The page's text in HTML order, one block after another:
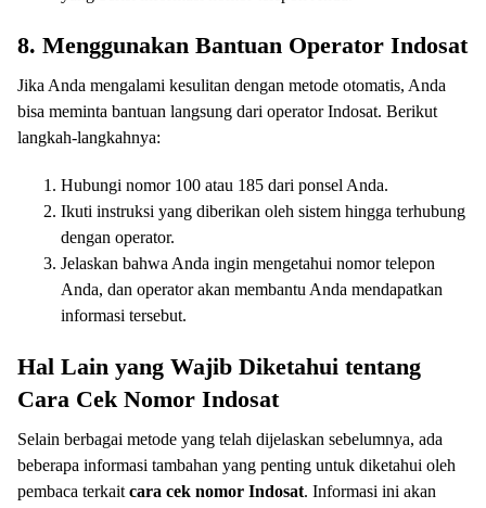
8. Menggunakan Bantuan Operator Indosat
Jika Anda mengalami kesulitan dengan metode otomatis, Anda
bisa meminta bantuan langsung dari operator Indosat. Berikut
langkah-langkahnya:
Hubungi nomor 100 atau 185 dari ponsel Anda.
Ikuti instruksi yang diberikan oleh sistem hingga terhubung
dengan operator.
Jelaskan bahwa Anda ingin mengetahui nomor telepon
Anda, dan operator akan membantu Anda mendapatkan
informasi tersebut.
Hal Lain yang Wajib Diketahui tentang
Cara Cek Nomor Indosat
Selain berbagai metode yang telah dijelaskan sebelumnya, ada
beberapa informasi tambahan yang penting untuk diketahui oleh
pembaca terkait cara cek nomor Indosat. Informasi ini akan